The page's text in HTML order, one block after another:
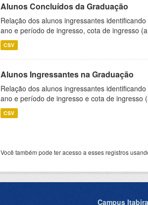
Alunos Concluídos da Graduação
Relação dos alunos ingressantes
ano e período de ingresso, cota de ingresso
CSV
Alunos Ingressantes na Graduação
Relação dos alunos ingressantes
ano e período de ingresso e cota de ingresso
CSV
Você também pode ter acesso a esses registros
Campus Itabira